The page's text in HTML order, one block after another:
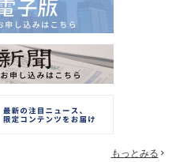
もっとみる